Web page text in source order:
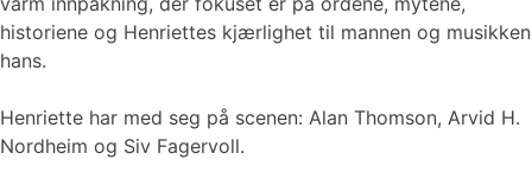
historiene og Henriettes kjærlighet til mannen og musikken
hans.
Henriette har med seg på scenen: Alan Thomson, Arvid H.
Nordheim og Siv Fagervoll.